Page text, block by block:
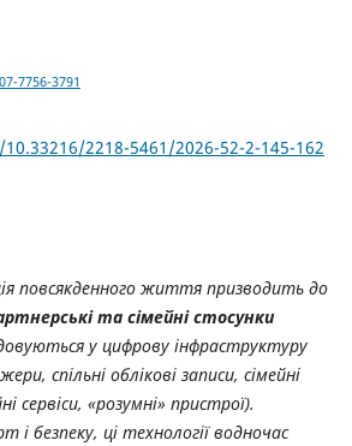
7756-3791
2218-5461/2026-52-2-145-162
повсякденного життя призводить до
та сімейні стосунки
у цифрову інфраструктуру
спільні облікові записи, сімейні
сервіси, «розумні» пристрої).
безпеку, ці технології водночас